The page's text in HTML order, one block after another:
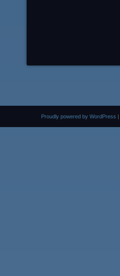
Proudly powered by WordPress |